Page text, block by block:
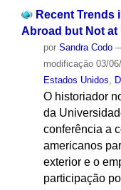
Recent Trends
Abroad but Not at
por Sandra Codo
modificação03/
Estados Unidos
O historiador
da
conferência a
americanos
exterior e o
participação